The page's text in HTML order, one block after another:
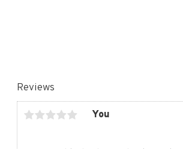
Reviews
You